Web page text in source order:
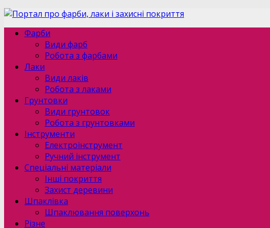
Фарби
Види фарб
Робота з фарбами
Лаки
Види лаків
Робота з лаками
Грунтовки
Види грунтовок
Робота з грунтовками
Інструменти
Електроінструмент
Ручний інструмент
Спеціальні матеріали
Інші покриття
Захист деревини
Шпаклівка
Шпаклювання поверхонь
Різне